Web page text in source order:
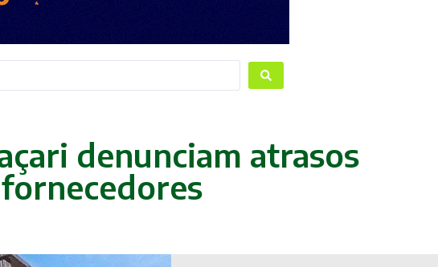
denunciam atrasos